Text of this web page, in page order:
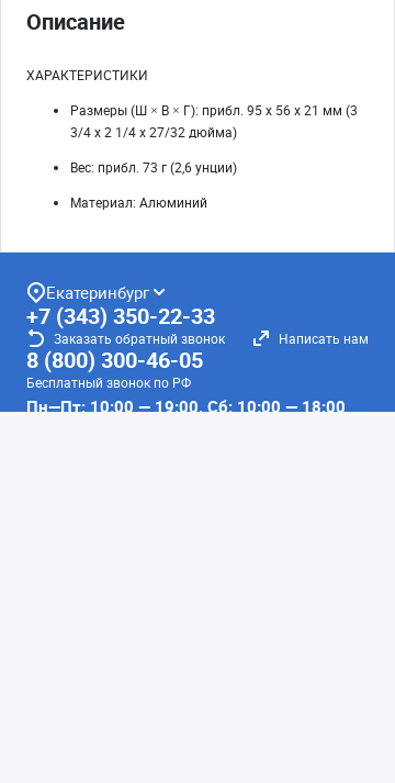
Описание
ХАРАКТЕРИСТИКИ
Размеры (Ш × В × Г): прибл. 95 x 56 x 21 мм (3
3/4 x 2 1/4 x 27/32 дюйма)
Вес: прибл. 73 г (2,6 унции)
Материал: Алюминий
Екатеринбург
+7 (343) 350-22-33
Заказать обратный звонок Написать нам
8 (800) 300-46-05
Бесплатный звонок по РФ
Пн—Пт: 10:00 — 19:00. Сб: 10:00 — 18:00